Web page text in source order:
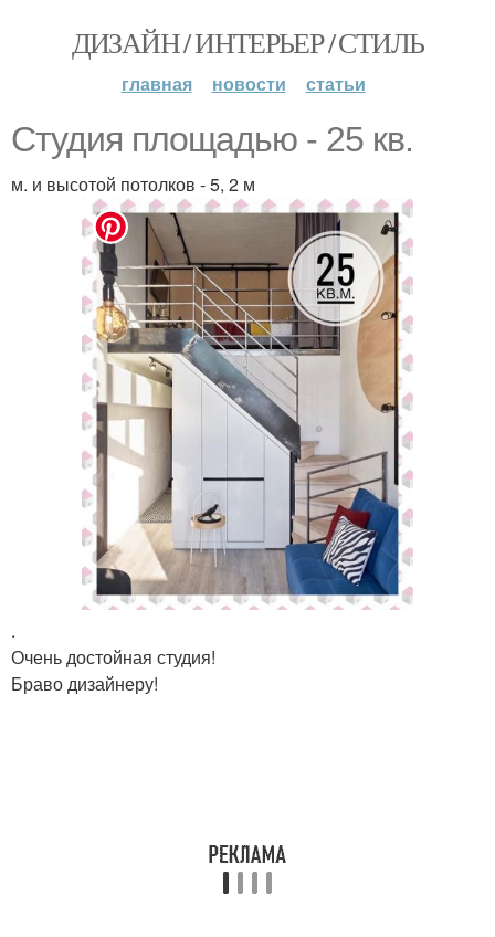
ДИЗАЙН / ИНТЕРЬЕР / СТИЛЬ
главная новости статьи
Студия площадью - 25 кв.
м. и высотой потолков - 5, 2 м
.
Очень достойная студия!
Браво дизайнеру!